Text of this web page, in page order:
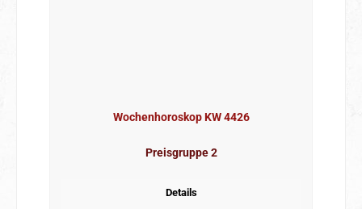
Wochenhoroskop KW 4426
Preisgruppe 2
Details